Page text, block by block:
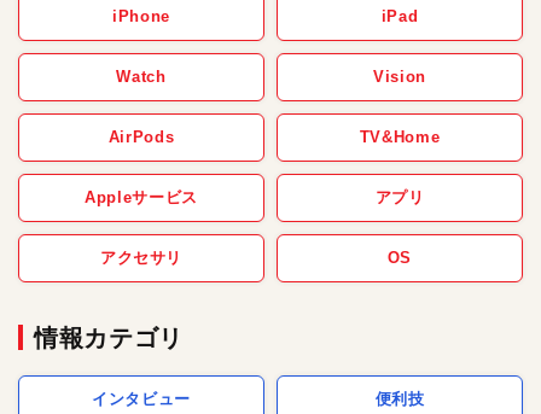
iPhone iPad
Watch Vision
AirPods TV&Home
Appleサービス アプリ
アクセサリ OS
情報カテゴリ
インタビュー 便利技